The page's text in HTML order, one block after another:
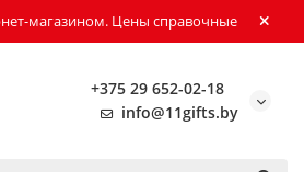
магазином. Цены справочные
+375 29 652-02-18
info@11gifts.by